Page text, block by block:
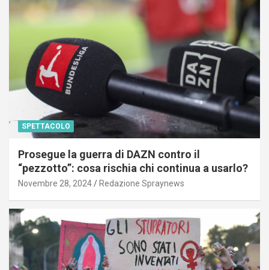
SPETTACOLO
Prosegue la guerra di DAZN contro il
“pezzotto”: cosa rischia chi continua a usarlo?
Novembre 28, 2024 Redazione Spraynews